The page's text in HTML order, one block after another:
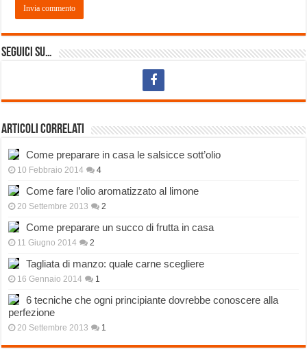
Seguici su…
Articoli correlati
Come preparare in casa le salsicce sott’olio
10 Febbraio 2014 4
Come fare l’olio aromatizzato al limone
20 Settembre 2013 2
Come preparare un succo di frutta in casa
11 Giugno 2014 2
Tagliata di manzo: quale carne scegliere
16 Gennaio 2014 1
6 tecniche che ogni principiante dovrebbe conoscere alla
perfezione
20 Settembre 2013 1